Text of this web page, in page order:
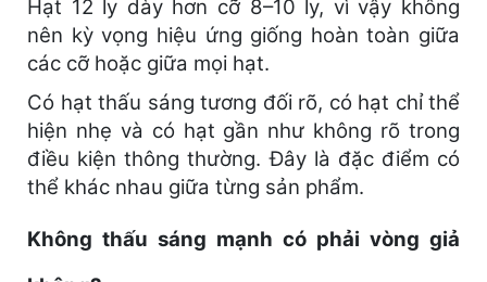
Hạt 12 ly dày hơn cỡ 8–10 ly, vì vậy không
nên kỳ vọng hiệu ứng giống hoàn toàn giữa
các cỡ hoặc giữa mọi hạt.
Có hạt thấu sáng tương đối rõ, có hạt chỉ thể
hiện nhẹ và có hạt gần như không rõ trong
điều kiện thông thường. Đây là đặc điểm có
thể khác nhau giữa từng sản phẩm.
Không thấu sáng mạnh có phải vòng giả